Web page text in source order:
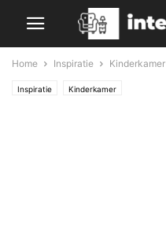
Home Inspiratie Kinderkamer
Inspiratie Kinderkamer